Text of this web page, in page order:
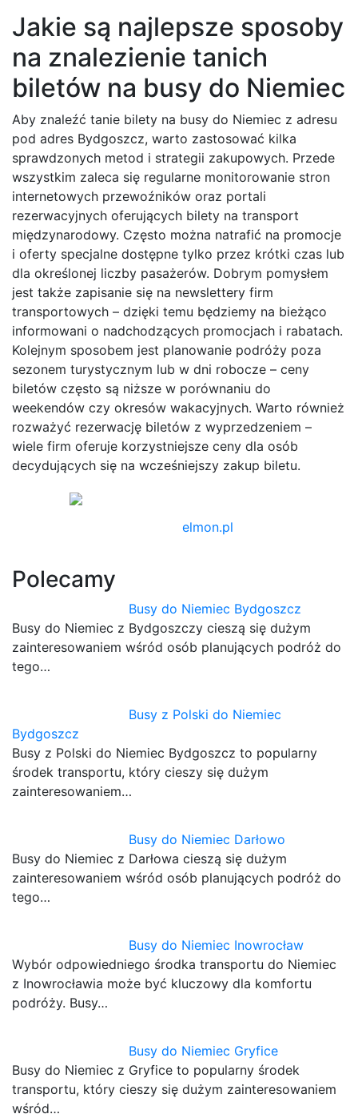
Jakie są najlepsze sposoby
na znalezienie tanich
biletów na busy do Niemiec
Aby znaleźć tanie bilety na busy do Niemiec z adresu
pod adres Bydgoszcz, warto zastosować kilka
sprawdzonych metod i strategii zakupowych. Przede
wszystkim zaleca się regularne monitorowanie stron
internetowych przewoźników oraz portali
rezerwacyjnych oferujących bilety na transport
międzynarodowy. Często można natrafić na promocje
i oferty specjalne dostępne tylko przez krótki czas lub
dla określonej liczby pasażerów. Dobrym pomysłem
jest także zapisanie się na newslettery firm
transportowych – dzięki temu będziemy na bieżąco
informowani o nadchodzących promocjach i rabatach.
Kolejnym sposobem jest planowanie podróży poza
sezonem turystycznym lub w dni robocze – ceny
biletów często są niższe w porównaniu do
weekendów czy okresów wakacyjnych. Warto również
rozważyć rezerwację biletów z wyprzedzeniem –
wiele firm oferuje korzystniejsze ceny dla osób
decydujących się na wcześniejszy zakup biletu.
elmon.pl
Polecamy
Busy do Niemiec Bydgoszcz
Busy do Niemiec z Bydgoszczy cieszą się dużym
zainteresowaniem wśród osób planujących podróż do
tego…
Busy z Polski do Niemiec
Bydgoszcz
Busy z Polski do Niemiec Bydgoszcz to popularny
środek transportu, który cieszy się dużym
zainteresowaniem…
Busy do Niemiec Darłowo
Busy do Niemiec z Darłowa cieszą się dużym
zainteresowaniem wśród osób planujących podróż do
tego…
Busy do Niemiec Inowrocław
Wybór odpowiedniego środka transportu do Niemiec
z Inowrocławia może być kluczowy dla komfortu
podróży. Busy…
Busy do Niemiec Gryfice
Busy do Niemiec z Gryfice to popularny środek
transportu, który cieszy się dużym zainteresowaniem
wśród…